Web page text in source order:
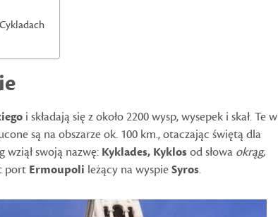
i składają się z około 2200 wysp, wysepek i skał. Te w
są na obszarze ok. 100 km., otaczając świętą dla
wziął swoją nazwę: Kyklades, Kyklosod słowa okrąg,
port Ermoupoli leżący na wyspieSyros.